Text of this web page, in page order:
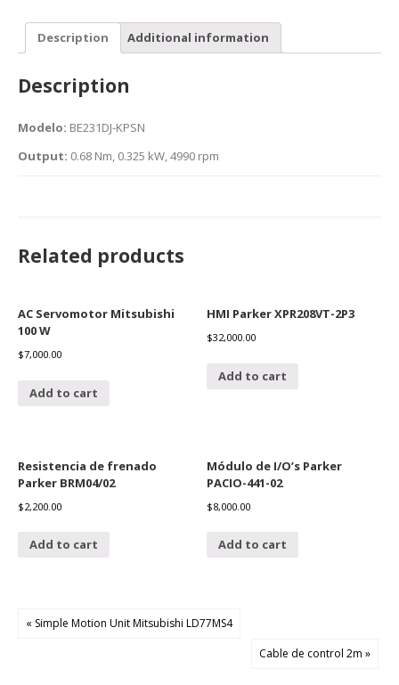
Description Additional information
Description
Modelo: BE231DJ-KPSN
Output: 0.68 Nm, 0.325 kW, 4990 rpm
Related products
AC Servomotor Mitsubishi
100 W
$7,000.00
Add to cart
HMI Parker XPR208VT-2P3
$32,000.00
Add to cart
Resistencia de frenado
Parker BRM04/02
$2,200.00
Add to cart
Módulo de I/O’s Parker
PACIO-441-02
$8,000.00
Add to cart
« Simple Motion Unit Mitsubishi LD77MS4
Cable de control 2m »